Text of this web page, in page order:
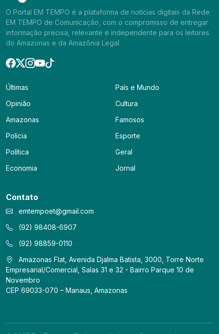
O Portal EM TEMPO é a plataforma de notícias digitais da Rede
EM TEMPO de Comunicação, com o compromisso de entregar
informação precisa, relevante e independente para os leitores
do Amazonas e da Amazônia Legal.
Últimas
Opinião
Amazonas
Polícia
Política
Economia
País e Mundo
Cultura
Famosos
Esporte
Geral
Jornal
Contato
emtempoet@gmail.com
(92) 98408-6907
(92) 98859-0110
Amazonas Flat, Avenida Djalma Batista, 3000, Torre Norte
Empresarial/Comercial, Salas 31 e 32 - Bairro Parque 10 de
Novembro
CEP 69033-070 – Manaus, Amazonas